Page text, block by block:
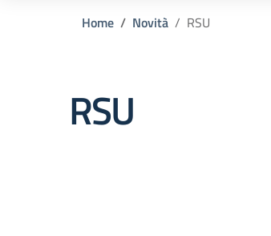
Home Novità RSU
RSU